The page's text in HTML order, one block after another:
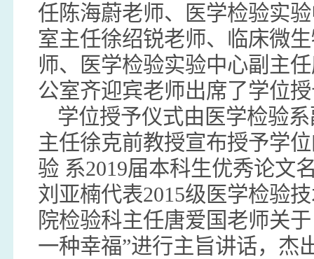
任陈海蔚老师、医学检验实
室主任徐绍锐老师、临床微
师、医学检验实验中心副主
公室齐迎宾老师出席了学位
学位授予仪式由医学检验
主任徐克前教授宣布授予学
验 系2019届本科生优秀论文
刘亚楠代表2015级医学检验
院检验科主任唐爱国老师关
一种幸福”进行主旨讲话，杰